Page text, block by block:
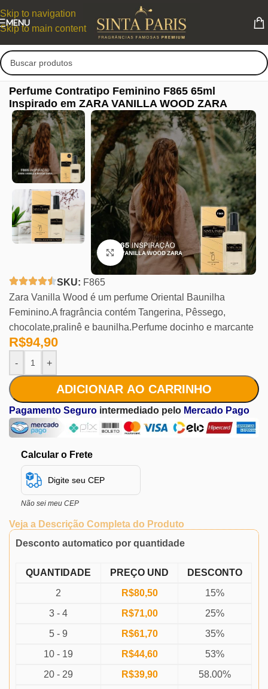
Skip to navigation
Skip to main content
MENU
Perfume Contratipo Feminino F865 65ml
Inspirado em ZARA VANILLA WOOD ZARA
Clique para ampliar
SKU: F865
Zara Vanilla Wood é um perfume Oriental Baunilha
Feminino.A fragrância contém Tangerina, Pêssego,
chocolate,pralinê e baunilha.Perfume docinho e marcante
R$94,90
- +
ADICIONAR AO CARRINHO
Pagamento Seguro intermediado pelo Mercado Pago
Calcular o Frete
Não sei meu CEP
Veja a Descrição Completa do Produto
Desconto automatico por quantidade
QUANTIDADE PREÇO UND
DESCONTO
2
R$80,50
15%
3 - 4
R$71,00
25%
5 - 9
R$61,70
35%
10 - 19
R$44,60
53%
20 - 29
R$39,90
58.00%